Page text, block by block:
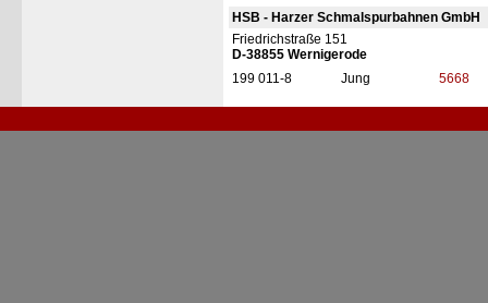
HSB - Harzer Schmalspurbahnen GmbH
Friedrichstraße 151
D-38855 Wernigerode
199 011-8
Jung 5668